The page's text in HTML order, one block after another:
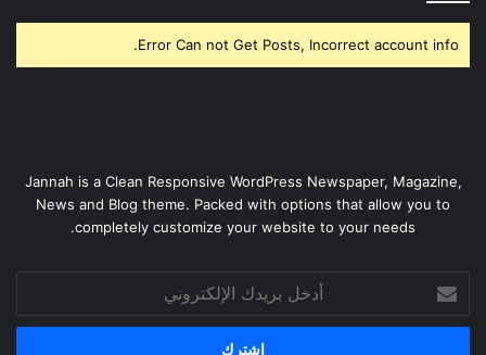
Error Can not Get Posts, Incorrect account info.
Jannah is a Clean Responsive WordPress Newspaper, Magazine,
News and Blog theme. Packed with options that allow you to
completely customize your website to your needs.
بريدك
الإلكتروني